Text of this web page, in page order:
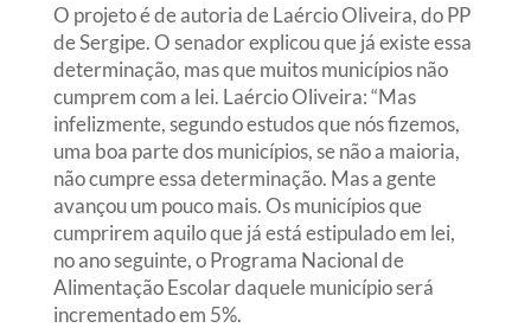
O projeto é de autoria de Laércio Oliveira, do PP
de Sergipe. O senador explicou que já existe essa
determinação, mas que muitos municípios não
cumprem com a lei. Laércio Oliveira: “Mas
infelizmente, segundo estudos que nós fizemos,
uma boa parte dos municípios, se não a maioria,
não cumpre essa determinação. Mas a gente
avançou um pouco mais. Os municípios que
cumprirem aquilo que já está estipulado em lei,
no ano seguinte, o Programa Nacional de
Alimentação Escolar daquele município será
incrementado em 5%.